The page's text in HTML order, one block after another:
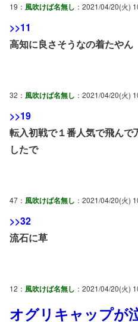
19： 風吹けば名無し ：2021/04/20(火)
>>11
高知に良さそうなの着たやん
32： 風吹けば名無し ：2021/04/20(火)
>>19
転入初戦で１番人気で飛ん
したで
47： 風吹けば名無し ：2021/04/20(火)
>>32
流石に草
12： 風吹けば名無し ：2021/04/20(火)
オグリキャップが